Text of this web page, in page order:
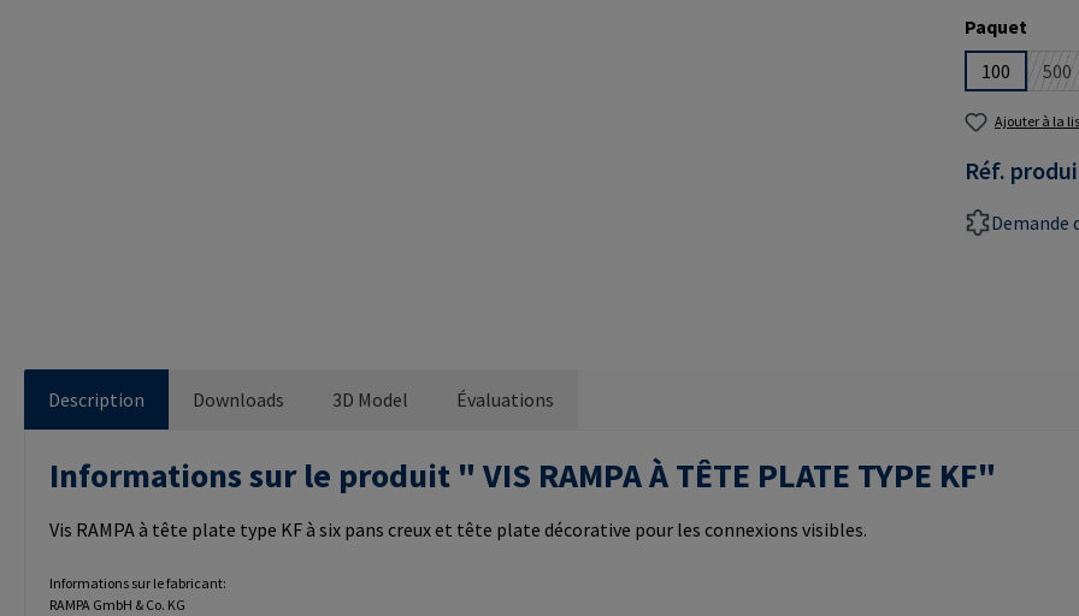
Sélectionnez
Paquet
100
500
Ajouter à la
Réf.
Description Downloads 3D Model Évaluations
Informations sur le produit " VIS RAMPA À TÊTE PLATE TYPE KF"
Vis RAMPA à tête plate type KF à six pans creux et tête plate décorative pour les connexions visibles.
Informations sur le fabricant:
RAMPA GmbH & Co. KG